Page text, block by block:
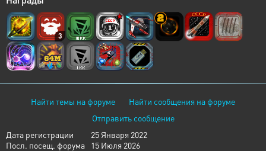
3
Найти темы на форуме
Найти сообщения на форуме
Отправить сообщение
Дата регистрации
25 Января 2022
Посл. посещ. форума
15 Июля 2026